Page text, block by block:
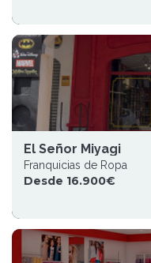
El Señor Miyagi
Franquicias de Ropa
Desde 16.900€